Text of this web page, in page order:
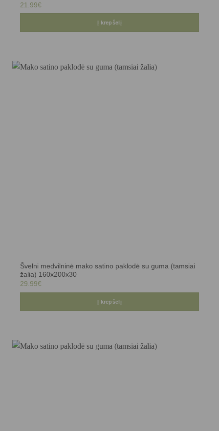
21.99€
Į krepšelį
Švelni medvilninė mako satino paklodė su guma (tamsiai
žalia) 160x200x30
29.99€
Į krepšelį